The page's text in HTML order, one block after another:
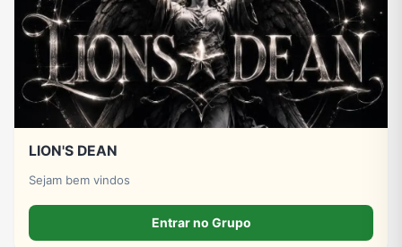
LION'S DEAN
Sejam bem vindos
Entrar no Grupo